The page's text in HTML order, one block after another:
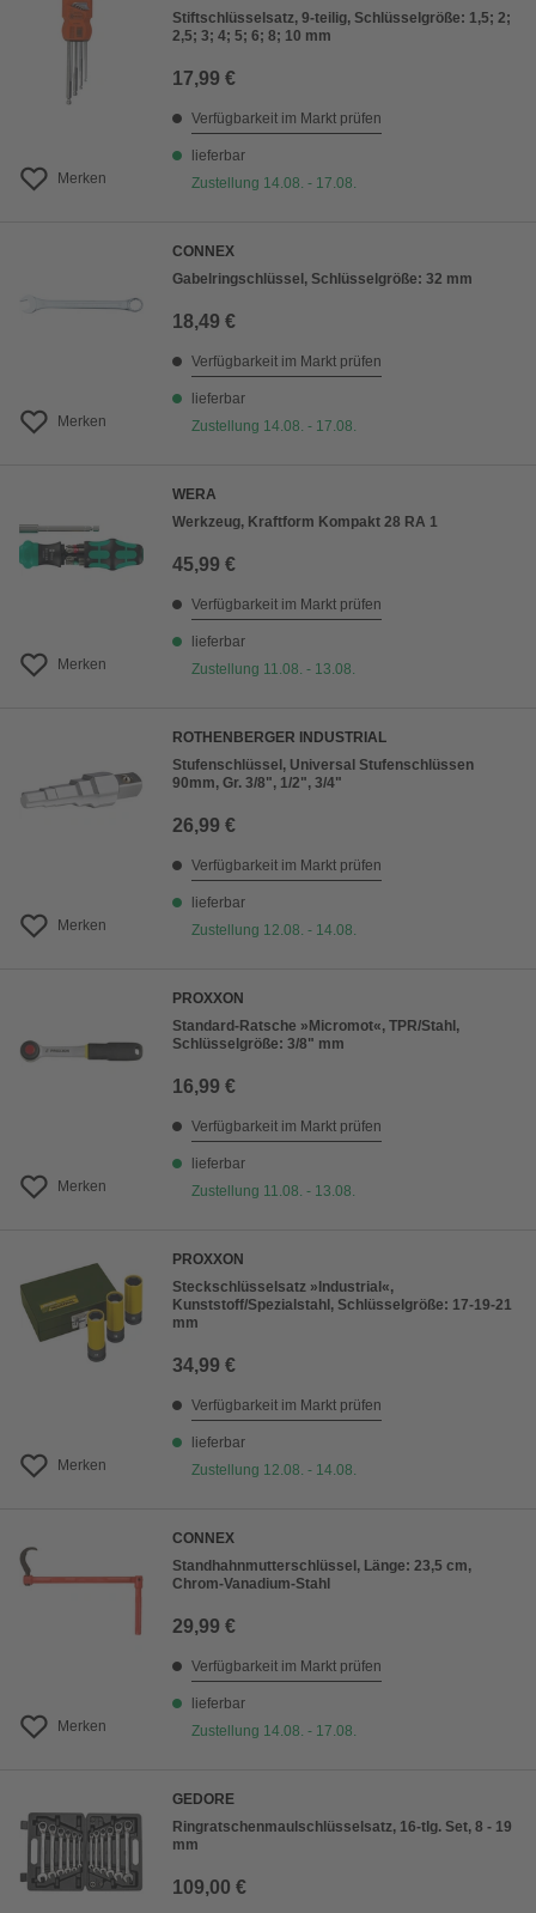
Merken
Stiftschlüsselsatz, 9-teilig, Schlüsselgröße: 1,5; 2;
2,5; 3; 4; 5; 6; 8; 10 mm
17,99 €
Verfügbarkeit im Markt prüfen
lieferbar
Zustellung 14.08. - 17.08.
Merken
CONNEX
Gabelringschlüssel, Schlüsselgröße: 32 mm
18,49 €
Verfügbarkeit im Markt prüfen
lieferbar
Zustellung 14.08. - 17.08.
Merken
WERA
Werkzeug, Kraftform Kompakt 28 RA 1
45,99 €
Verfügbarkeit im Markt prüfen
lieferbar
Zustellung 11.08. - 13.08.
Merken
ROTHENBERGER INDUSTRIAL
Stufenschlüssel, Universal Stufenschlüssen
90mm, Gr. 3/8", 1/2", 3/4"
26,99 €
Verfügbarkeit im Markt prüfen
lieferbar
Zustellung 12.08. - 14.08.
Merken
PROXXON
Standard-Ratsche »Micromot«, TPR/Stahl,
Schlüsselgröße: 3/8" mm
16,99 €
Verfügbarkeit im Markt prüfen
lieferbar
Zustellung 11.08. - 13.08.
Merken
PROXXON
Steckschlüsselsatz »Industrial«,
Kunststoff/Spezialstahl, Schlüsselgröße: 17-19-21
mm
34,99 €
Verfügbarkeit im Markt prüfen
lieferbar
Zustellung 12.08. - 14.08.
Merken
CONNEX
Standhahnmutterschlüssel, Länge: 23,5 cm,
Chrom-Vanadium-Stahl
29,99 €
Verfügbarkeit im Markt prüfen
lieferbar
Zustellung 14.08. - 17.08.
GEDORE
Ringratschenmaulschlüsselsatz, 16-tlg. Set, 8 - 19
mm
109,00 €